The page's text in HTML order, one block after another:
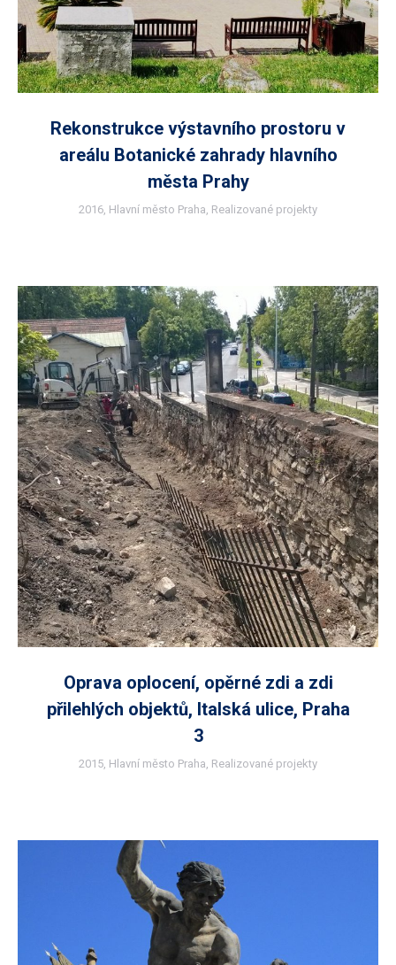
Rekonstrukce výstavního prostoru v
areálu Botanické zahrady hlavního
města Prahy
2016 Hlavní město Praha Realizované projekty
Oprava oplocení, opěrné zdi a zdi
přilehlých objektů, Italská ulice, Praha
3
2015 Hlavní město Praha Realizované projekty